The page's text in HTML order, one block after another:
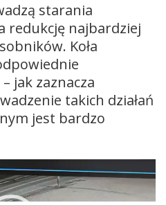
starania
redukcję najbardziej
Koła
jak zaznacza
takich działań
jest bardzo